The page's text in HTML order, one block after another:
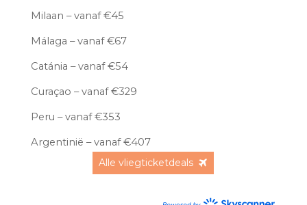
Milaan – vanaf €45
Málaga – vanaf €67
Catánia – vanaf €54
Curaçao – vanaf €329
Peru – vanaf €353
Argentinië – vanaf €407
Alle vliegticketdeals